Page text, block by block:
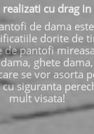
cu drag in
de dama
dorite de
de pantofi
ghete
se vor asorta
siguranta
mult visata!